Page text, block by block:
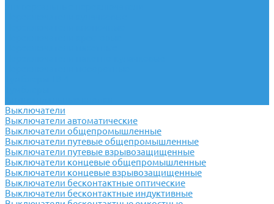
Выключатели
Выключатели автоматические
Выключатели общепромышленные
Выключатели путевые общепромышленные
Выключатели путевые взрывозащищенные
Выключатели концевые общепромышленные
Выключатели концевые взрывозащищенные
Выключатели бесконтактные оптические
Выключатели бесконтактные индуктивные